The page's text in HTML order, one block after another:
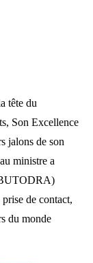
tête du
Son Excellence
jalons de son
ministre a
de contact,
du monde